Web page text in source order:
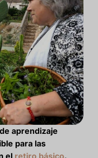
aprendizaje
para las
el retiro básico.